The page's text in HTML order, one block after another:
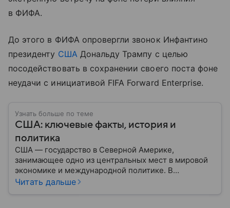
в ФИФА.
До этого в ФИФА опровергли звонок Инфантино
президенту США Дональду Трампу с целью
посодействовать в сохранении своего поста фоне
неудачи с инициативой FIFA Forward Enterprise.
Узнать больше по теме
США: ключевые факты, история и
политика
США — государство в Северной Америке,
занимающее одно из центральных мест в мировой
экономике и международной политике. В
материале — основные сведения об этой стране.
Читать дальше